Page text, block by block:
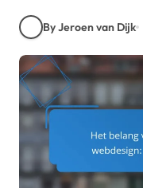
By Jeroen van Dijk